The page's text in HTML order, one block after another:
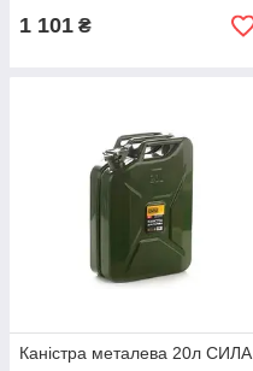
1 101 ₴
Каністра металева 20л СИЛА